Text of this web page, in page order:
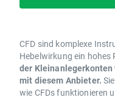
CFD sind komplexe
Hebelwirkung ein hohes
der Kleinanlegerkonten
mit diesem Anbieter.
wie CFDs funktionieren